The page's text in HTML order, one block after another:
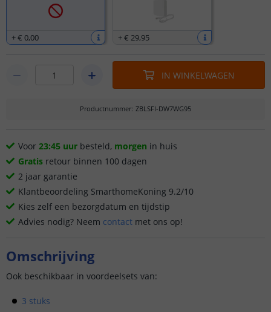
+€ 0,00 +€ 29,95
IN WINKELWAGEN
Productnummer: ZBLSFI-DW7WG95
Voor 23:45 uur besteld, morgen in huis
Gratis retour binnen 100 dagen
2 jaar garantie
Klantbeoordeling SmarthomeKoning 9.2/10
Kies zelf een bezorgdatum en tijdstip
Advies nodig? Neem contact met ons op!
Omschrijving
Ook beschikbaar in voordeelsets van:
3 stuks